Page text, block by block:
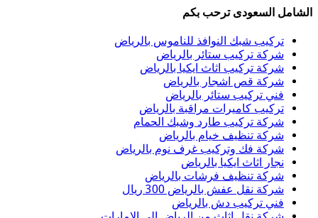
الشامل السعودى ترحب بكم
تركيب شبك النوافذ للناموس بالرياض
شركة تركيب ستائر بالرياض
شركة تركيب اثاث ايكيا بالرياض
شركة قص اشجار بالرياض
فني تركيب ستائر بالرياض
تركيب كاميرات مراقبة بالرياض
شركة تركيب طارد وشبك الحمام
شركة تنظيف خيام بالرياض
شركة فك وتركيب غرف نوم بالرياض
نجار اثاث ايكيا بالرياض
شركة تنظيف فرشات بالرياض
شركة نقل عفش بالرياض 300 ريال
فني تركيب دش بالرياض